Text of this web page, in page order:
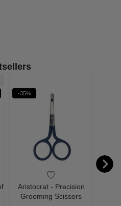
-35%
Aristocrat - Precision
Grooming Scissors